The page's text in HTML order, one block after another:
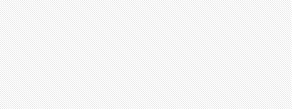
to face challenges including inadequate infrastructure,
disparities throughout the country. These challenges ar
with non-communicable diseases (NCDs) like diabet
population is the marked disparity in the quality and acc